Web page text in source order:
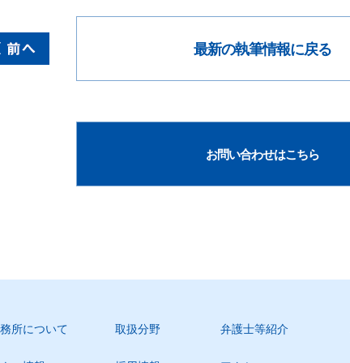
最新の執筆情報に戻る
お問い合わせはこちら
所について 取扱分野 弁護士等紹介